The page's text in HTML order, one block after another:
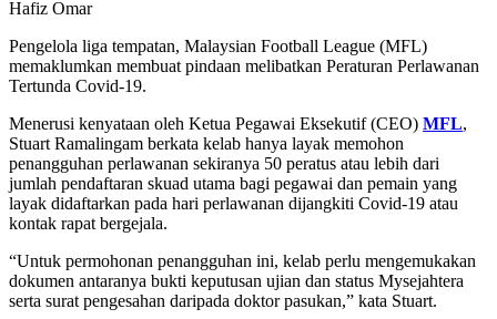
Hafiz Omar
Pengelola liga tempatan, Malaysian Football League (MFL)
memaklumkan membuat pindaan melibatkan Peraturan Perlawanan
Tertunda Covid-19.
Menerusi kenyataan oleh Ketua Pegawai Eksekutif (CEO) MFL,
Stuart Ramalingam berkata kelab hanya layak memohon
penangguhan perlawanan sekiranya 50 peratus atau lebih dari
jumlah pendaftaran skuad utama bagi pegawai dan pemain yang
layak didaftarkan pada hari perlawanan dijangkiti Covid-19 atau
kontak rapat bergejala.
“Untuk permohonan penangguhan ini, kelab perlu mengemukakan
dokumen antaranya bukti keputusan ujian dan status Mysejahtera
serta surat pengesahan daripada doktor pasukan,” kata Stuart.